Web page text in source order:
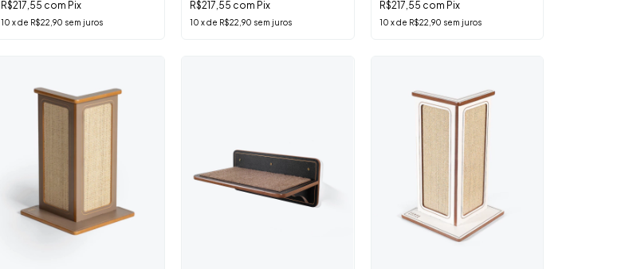
R$217,55 com Pix
10 xde R$22,90 sem juros
R$217,55 com Pix
10 xde R$22,90 sem juros
R$217,55 com Pix
10 xde R$22,90 sem juros